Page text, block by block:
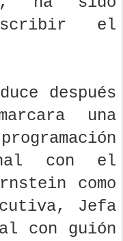
el
después
una
con el
como
Jefa
con guión